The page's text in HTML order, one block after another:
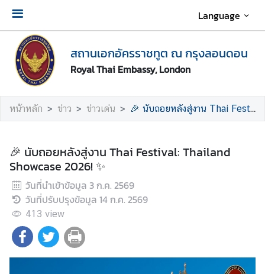
Language
สถานเอกอัครราชทูต ณ กรุงลอนดอน
Royal Thai Embassy, London
เ
กี่
ย
ว
บ
า
น
เ
อ
ก
อั
ค
หน้าหลัก ข่าว ข่าวเด่น 🎉 นับถอยหลังสู่งาน Thai Festival: Thailand Showcase 2026! ✨
🎉 นับถอยหลังสู่งาน Thai Festival: Thailand
Showcase 2026! ✨
วันที่นำเข้าข้อมูล 3 ก.ค. 2569
วันที่ปรับปรุงข้อมูล 14 ก.ค. 2569
413 view